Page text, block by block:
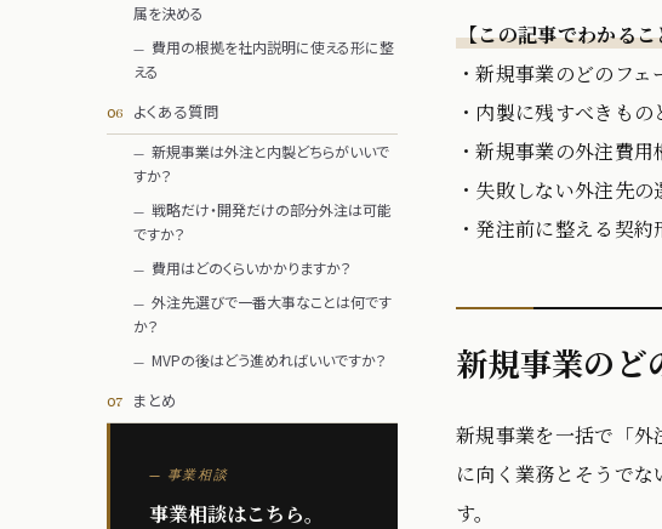
属を決める
費用の根拠を社内説明に使える形に整
える
よくある質問
新規事業は外注と内製どちらがいいで
すか？
戦略だけ・開発だけの部分外注は可能
ですか？
費用はどのくらいかかりますか？
外注先選びで一番大事なことは何です
か？
MVPの後はどう進めればいいですか？
まとめ
— 事業相談
事業相談はこちら。
【この記事でわかるこ
・新規事業のどのフ
・内製に残すべきも
・新規事業の外注費用
・失敗しない外注先の
・発注前に整える契
新規事業のど
新規事業を一括で「外
に向く業務とそうで
す。